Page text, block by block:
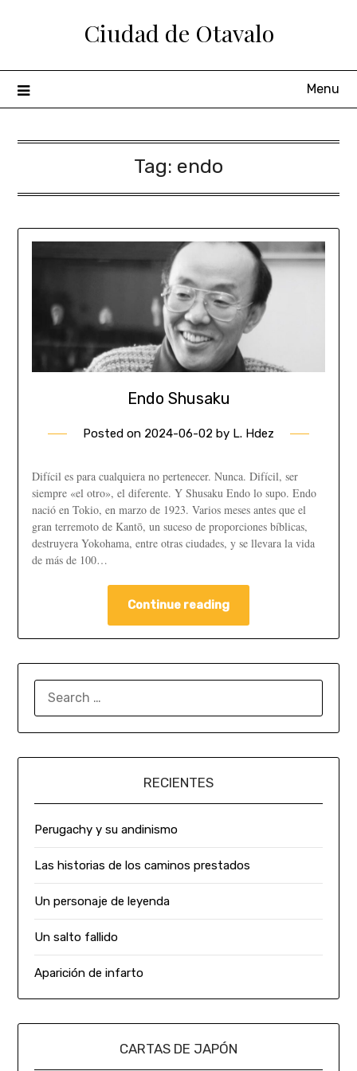
Ciudad de Otavalo
Menu
Tag: endo
Endo Shusaku
Posted on 2024-06-02 by L. Hdez
Difícil es para cualquiera no pertenecer. Nunca. Difícil, ser
siempre «el otro», el diferente. Y Shusaku Endo lo supo. Endo
nació en Tokio, en marzo de 1923. Varios meses antes que el
gran terremoto de Kantō, un suceso de proporciones bíblicas,
destruyera Yokohama, entre otras ciudades, y se llevara la vida
de más de 100…
Continue reading
RECIENTES
Perugachy y su andinismo
Las historias de los caminos prestados
Un personaje de leyenda
Un salto fallido
Aparición de infarto
CARTAS DE JAPÓN